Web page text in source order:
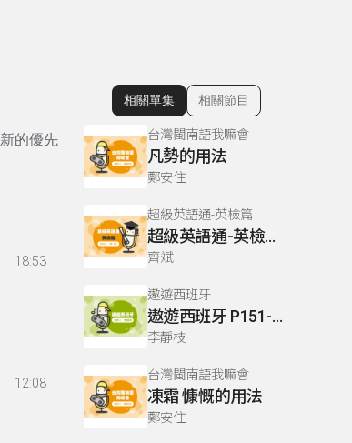
新的優先
18:53
12:08
顯示相關單集
相關單集 相關節目
台灣閩南語我嘛會
凡勢的用法
鄭安住
超級英語通-英檢篇
超級英語通-英檢篇 049 Reading閱讀-4
齊斌
遨遊西班牙
遨遊西班牙 P151-152
李靜枝
台灣閩南語我嘛會
凍霜 慷慨的用法
鄭安住